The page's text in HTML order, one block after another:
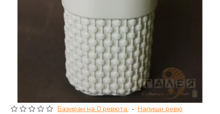
Базиран на 0 ревюта. - Напиши ревю